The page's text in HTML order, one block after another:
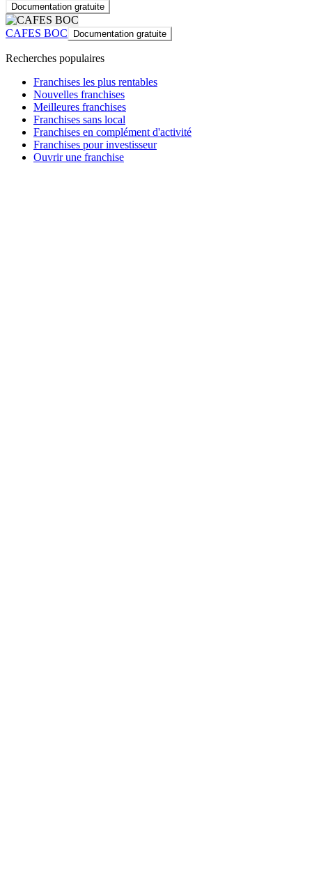
Documentation gratuite
CAFES BOC Documentation gratuite
Recherches populaires
Franchises les plus rentables
Nouvelles franchises
Meilleures franchises
Franchises sans local
Franchises en complément d'activité
Franchises pour investisseur
Ouvrir une franchise